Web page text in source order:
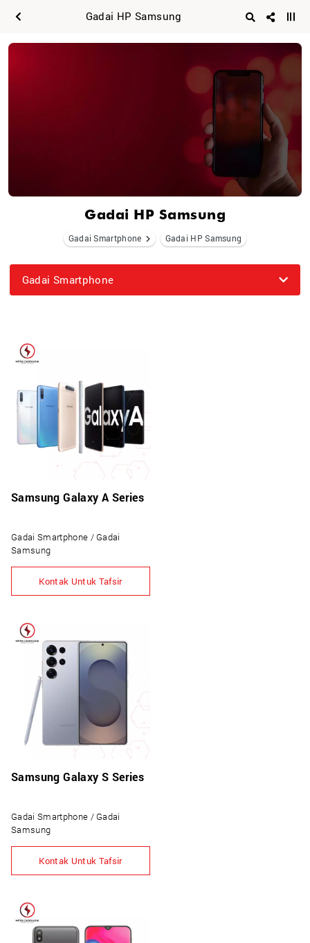
Gadai HP Samsung
Gadai HP Samsung
Gadai Smartphone Gadai HP Samsung
Gadai Smartphone
Samsung Galaxy A Series
Gadai Smartphone / Gadai
Samsung
Kontak Untuk Tafsir
Samsung Galaxy S Series
Gadai Smartphone / Gadai
Samsung
Kontak Untuk Tafsir